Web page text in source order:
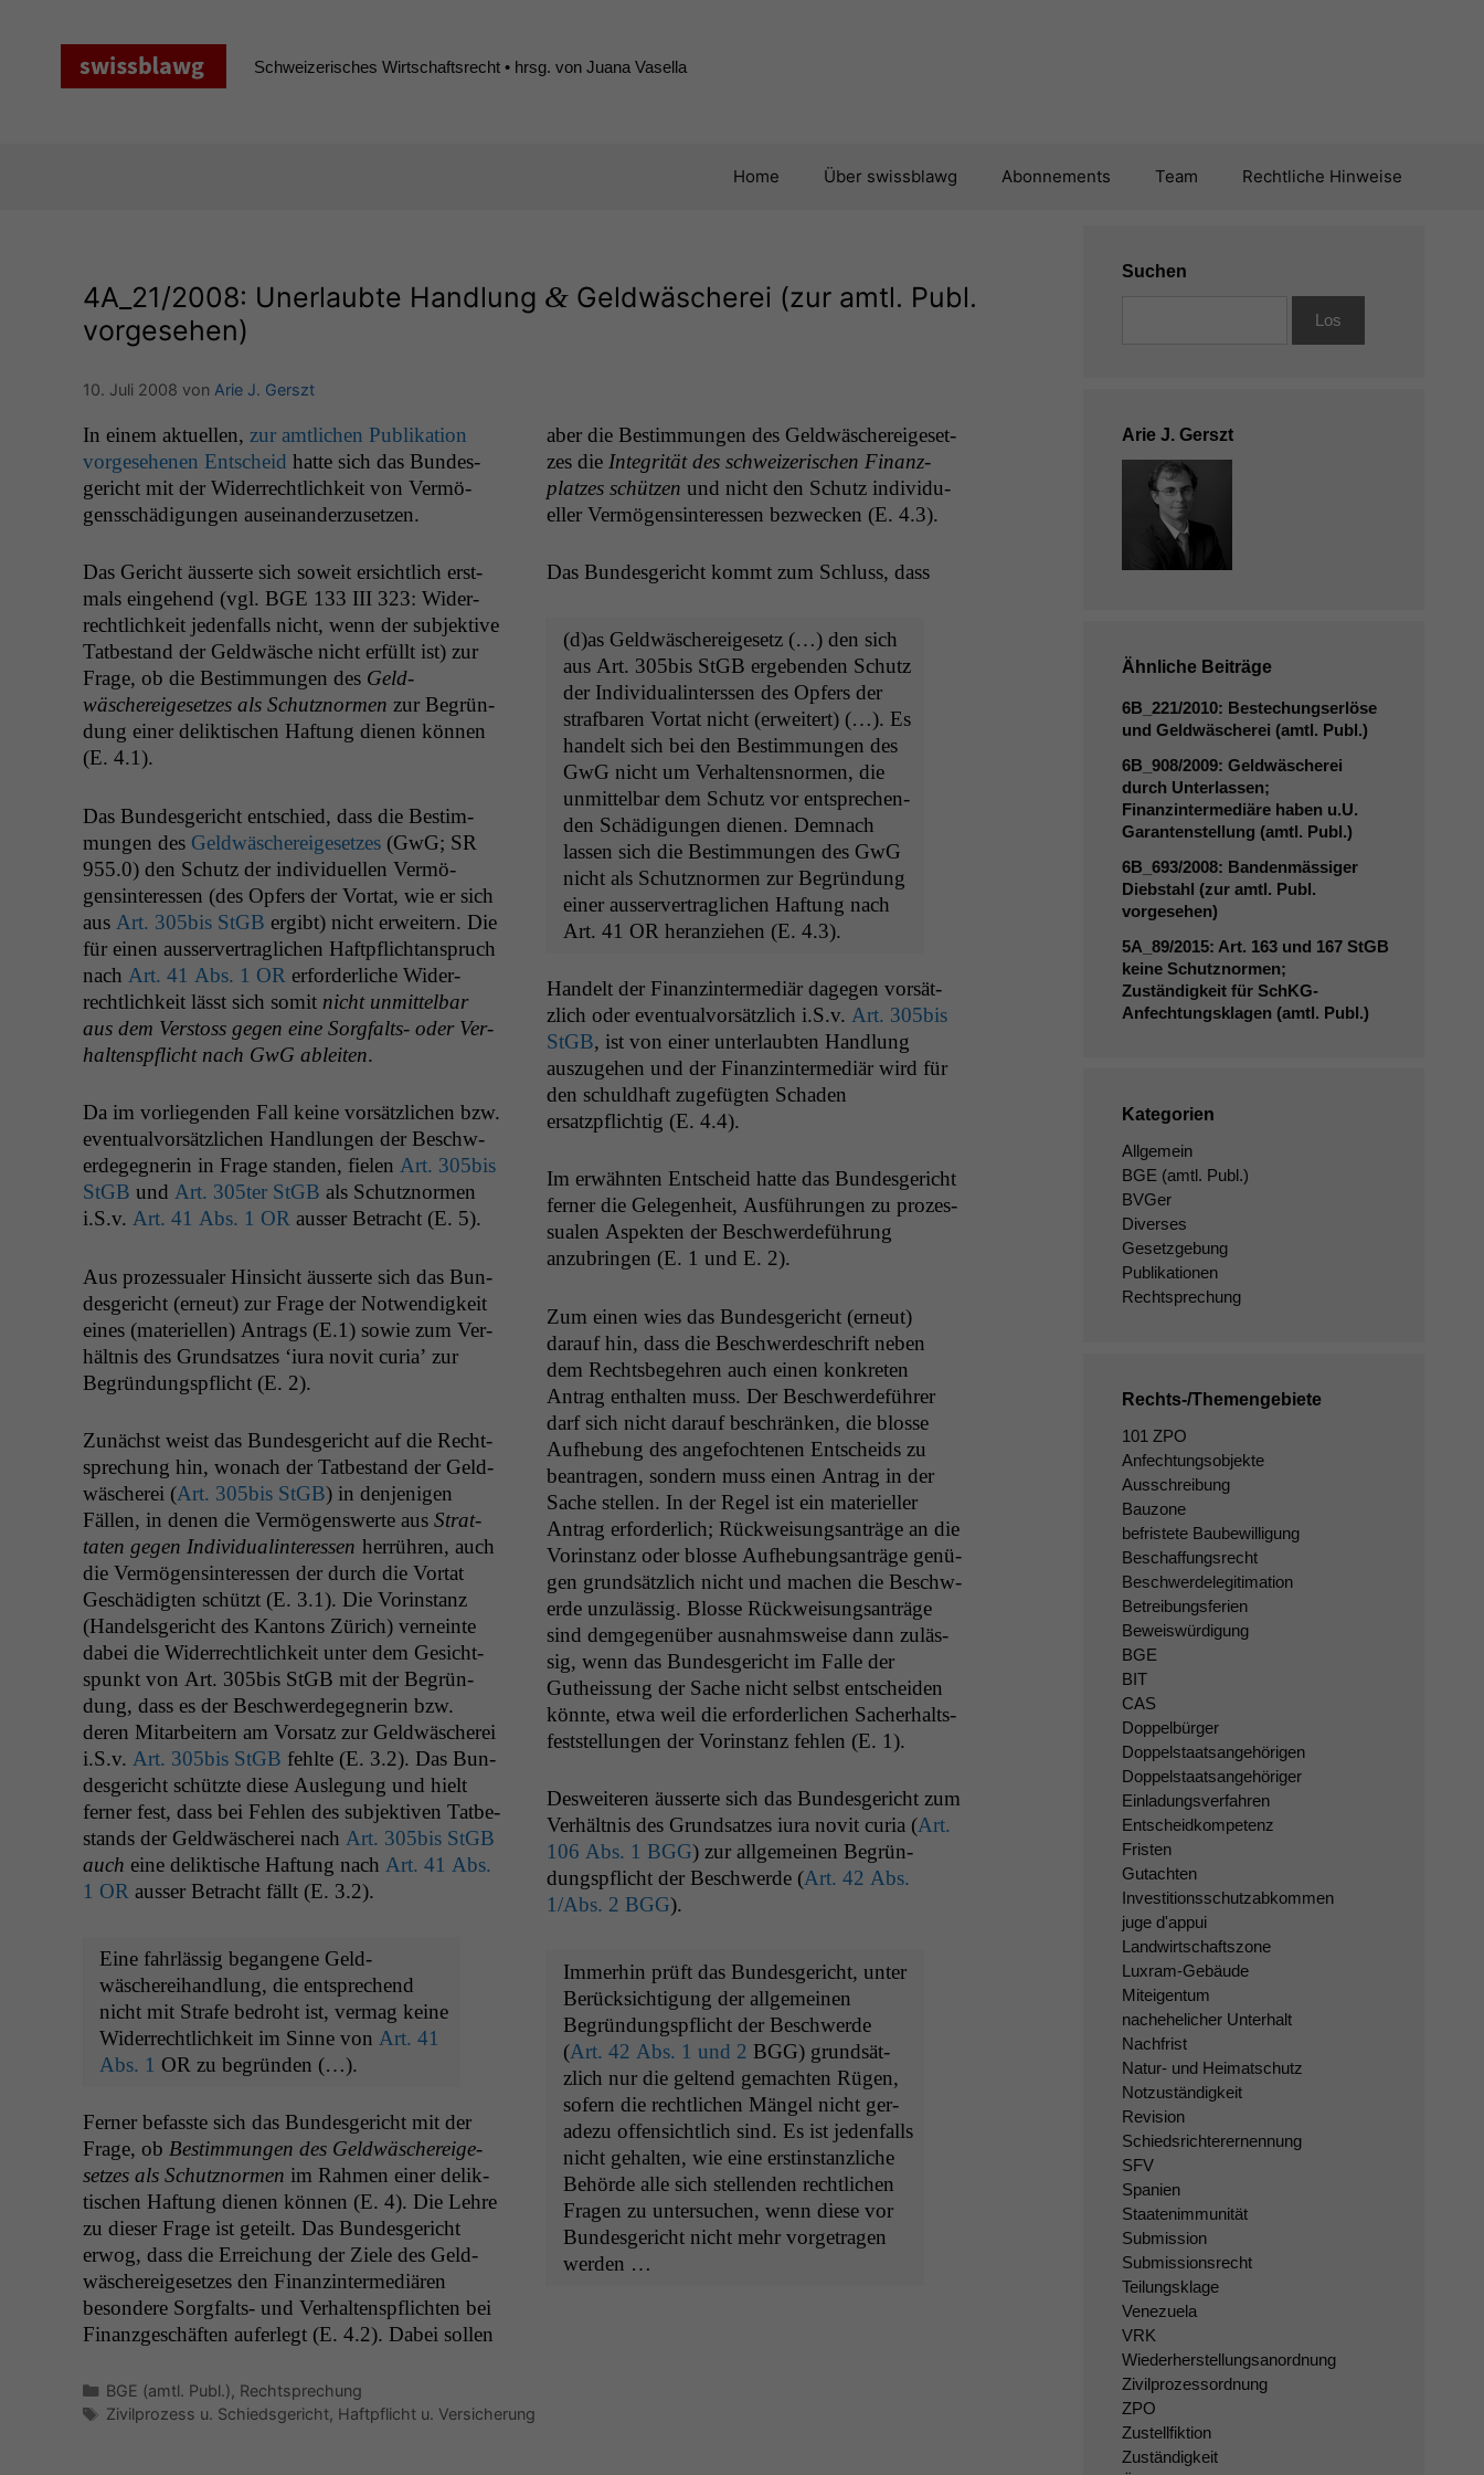
Schweizerisches Wirtschaftsrecht • hrsg. von Juana Vasella
Home Über swissblawg Abonnements Team Rechtliche Hinweise
4A_21/2008: Unerlaubte Handlung &Geldwäscherei (zur amtl. Publ.
vorgesehen)
10. Juli 2008 von Arie J. Gerszt
In einem aktuellen, zur amtlichen Pub­lika­tion
vorge­se­henen Entscheid hat­te sich das Bun­des­
gericht mit der Wider­rechtlichkeit von Ver­mö­
genss­chädi­gun­gen auseinanderzusetzen.
Das Gericht äusserte sich soweit ersichtlich erst­
mals einge­hend (vgl. BGE 133 III323: Wider­
rechtlichkeit jeden­falls nicht, wenn der sub­jek­tive
Tatbe­stand der Geld­wäsche nicht erfüllt ist) zur
Frage, ob die Bes­tim­mungen des Geld­
wäschereige­set­zes als Schutznor­men zur Begrün­
dung ein­er delik­tis­chen Haf­tung dienen kön­nen
(E. 4.1).
Das Bun­des­gericht entsch­ied, dass die Bes­tim­
mungen des Geld­wäschereige­set­zes(GwG; SR
955.0) den Schutz der indi­vidu­ellen Ver­mö­
gensin­ter­essen (des Opfers der Vor­tat, wie er sich
aus Art. 305bis StGB ergibt) nicht erweit­ern. Die
für einen ausserver­traglichen Haftpflich­tanspruch
nach Art. 41 Abs. 1 OR erforder­liche Wider­
rechtlichkeit lässt sich somit nicht unmit­tel­bar
aus dem Ver­stoss gegen eine Sorgfalts- oder Ver­
hal­tenspflicht nach GwG ableit­en.
Da im vor­liegen­den Fall keine vorsät­zlichen bzw.
even­tu­alvorsät­zlichen Hand­lun­gen der Beschw­
erdegeg­ner­in in Frage standen, fie­len Art. 305bis
StGB und Art. 305ter StGB als Schutznor­men
i.S.v. Art. 41 Abs. 1 OR auss­er Betra­cht (E. 5).
Aus prozes­sualer Hin­sicht äusserte sich das Bun­
des­gericht (erneut) zur Frage der Notwendigkeit
eines (materiellen) Antrags (E.1) sowie zum Ver­
hält­nis des Grund­satzes ‘iura novit curia’ zur
Begrün­dungspflicht (E. 2).
Zunächst weist das Bun­des­gericht auf die Recht­
sprechung hin, wonach der Tatbe­stand der Geld­
wäscherei (Art. 305bis StGB) in den­jeni­gen
Fällen, in denen die Ver­mö­genswerte aus Strat­
tat­en gegen Indi­vid­u­al­in­ter­essen her­rühren, auch
die Ver­mö­gensin­ter­essen der durch die Vor­tat
Geschädigten schützt (E. 3.1). Die Vorin­stanz
(Han­dels­gericht des Kan­tons Zürich) verneinte
dabei die Wider­rechtlichkeit unter dem Gesicht­
spunkt von Art. 305bis StGB mit der Begrün­
dung, dass es der Beschw­erdegeg­ner­in bzw.
deren Mitar­beit­ern am Vor­satz zur Geld­wäscherei
i.S.v. Art. 305bis StGB fehlte (E. 3.2). Das Bun­
des­gericht schützte diese Ausle­gung und hielt
fern­er fest, dass bei Fehlen des sub­jek­tiv­en Tatbe­
stands der Geld­wäscherei nach Art. 305bis StGB
auch eine delik­tis­che Haf­tung nach Art. 41 Abs.
1 OR auss­er Betra­cht fällt (E. 3.2).
Eine fahrläs­sig began­gene Geld­
wäscherei­hand­lung, die entsprechend
nicht mit Strafe bedro­ht ist, ver­mag keine
Wider­rechtlichkeit im Sinne von Art. 41
Abs. 1 OR zu begründen (…).
Fern­er befasste sich das Bun­des­gericht mit der
Frage, ob Bes­tim­mungen des Geld­wäschereige­
set­zes als Schutznor­men im Rah­men ein­er delik­
tis­chen Haf­tung dienen kön­nen (E. 4). Die Lehre
zu dieser Frage ist geteilt. Das Bun­des­gericht
erwog, dass die Erre­ichung der Ziele des Geld­
wäschereige­set­zes den Finanz­in­ter­mediären
beson­dere Sorgfalts- und Ver­hal­tenspflicht­en bei
Finanzgeschäften aufer­legt (E. 4.2). Dabei sollen
aber die Bes­tim­mungen des Geld­wäschereige­set­
zes die Integrität des schweiz­erischen Finanz­
platzes schützen und nicht den Schutz indi­vidu­
eller Ver­mö­gensin­ter­essen bezweck­en (E. 4.3).
Das Bun­des­gericht kommt zum Schluss, dass
(d)as Geld­wäschereige­setz (…) den sich
aus Art. 305bis StGB ergeben­den Schutz
der Indi­vid­u­al­in­ter­ssen des Opfers der
straf­baren Vor­tat nicht (erweit­ert) (…). Es
han­delt sich bei den Bes­tim­mungen des
GwG nicht um Ver­hal­tensnor­men, die
unmit­tel­bar dem Schutz vor entsprechen­
den Schädi­gun­gen dienen. Dem­nach
lassen sich die Bes­tim­mungen des GwG
nicht als Schutznor­men zur Begrün­dung
ein­er ausserver­traglichen Haf­tung nach
Art. 41 OR her­anziehen (E. 4.3).
Han­delt der Finanz­in­ter­mediär dage­gen vorsät­
zlich oder even­tu­alvorsät­zlich i.S.v. Art. 305bis
StGB, ist von ein­er unter­laubten Hand­lung
auszuge­hen und der Finanz­in­ter­mediär wird für
den schuld­haft zuge­fügten Schaden
ersatzpflichtig (E. 4.4).
Im erwäh­n­ten Entscheid hat­te das Bun­des­gericht
fern­er die Gele­gen­heit, Aus­führun­gen zu prozes­
sualen Aspek­ten der Beschw­erde­führung
anzubrin­gen (E. 1 und E. 2).
Zum einen wies das Bun­des­gericht (erneut)
darauf hin, dass die Beschw­erde­schrift neben
dem Rechts­begehren auch einen konkreten
Antrag enthal­ten muss. Der Beschw­erde­führer
darf sich nicht darauf beschränken, die blosse
Aufhe­bung des ange­focht­e­nen Entschei­ds zu
beantra­gen, son­dern muss einen Antrag in der
Sache stellen. In der Regel ist ein materieller
Antrag erforder­lich; Rück­weisungsanträge an die
Vorin­stanz oder blosse Aufhe­bungsanträge genü­
gen grund­sät­zlich nicht und machen die Beschw­
erde unzuläs­sig. Blosse Rück­weisungsanträge
sind demge­genüber aus­nahm­sweise dann zuläs­
sig, wenn das Bun­des­gericht im Falle der
Gutheis­sung der Sache nicht selb­st entschei­den
kön­nte, etwa weil die erforder­lichen Sacher­halts­
fest­stel­lun­gen der Vorin­stanz fehlen (E. 1).
Desweit­eren äusserte sich das Bun­des­gericht zum
Ver­hält­nis des Grund­satzes iura novit curia (Art.
106 Abs. 1 BGG) zur all­ge­meinen Begrün­
dungspflicht der Beschw­erde (Art. 42 Abs.
1/Abs. 2 BGG).
Immer­hin prüft das Bun­des­gericht, unter
Berück­sich­ti­gung der all­ge­meinen
Begrün­dungspflicht der Beschw­erde
(Art. 42 Abs. 1 und 2 BGG) grund­sät­
zlich nur die gel­tend gemacht­en Rügen,
sofern die rechtlichen Män­gel nicht ger­
adezu offen­sichtlich sind. Es ist jeden­falls
nicht gehal­ten, wie eine erstin­stan­zliche
Behörde alle sich stel­len­den rechtlichen
Fra­gen zu unter­suchen, wenn diese vor
Bun­des­gericht nicht mehr vor­ge­tra­gen
werden …
Kategorien
BGE (amtl. Publ.), Rechtsprechung
Schlagwörter
Zivilprozess u. Schiedsgericht, Haftpflicht u. Versicherung
Suchen
Arie J. Gerszt
Ähnliche Beiträge
6B_221/2010: Bestechungserlöse
und Geldwäscherei (amtl. Publ.)
6B_908/2009: Geldwäscherei
durch Unterlassen;
Finanzintermediäre haben u.U.
Garantenstellung (amtl. Publ.)
6B_693/2008: Bandenmässiger
Diebstahl (zur amtl. Publ.
vorgesehen)
5A_89/2015: Art. 163 und 167 StGB
keine Schutznormen;
Zuständigkeit für SchKG-
Anfechtungsklagen (amtl. Publ.)
Kategorien
Allgemein
BGE (amtl. Publ.)
BVGer
Diverses
Gesetzgebung
Publikationen
Rechtsprechung
Rechts-/Themengebiete
101 ZPO
Anfechtungsobjekte
Ausschreibung
Bauzone
befristete Baubewilligung
Beschaffungsrecht
Beschwerdelegitimation
Betreibungsferien
Beweiswürdigung
BGE
BIT
CAS
Doppelbürger
Doppelstaatsangehörigen
Doppelstaatsangehöriger
Einladungsverfahren
Entscheidkompetenz
Fristen
Gutachten
Investitionsschutzabkommen
juge d'appui
Landwirtschaftszone
Luxram-Gebäude
Miteigentum
nachehelicher Unterhalt
Nachfrist
Natur- und Heimatschutz
Notzuständigkeit
Revision
Schiedsrichterernennung
SFV
Spanien
Staatenimmunität
Submission
Submissionsrecht
Teilungsklage
Venezuela
VRK
Wiederherstellungsanordnung
Zivilprozessordnung
ZPO
Zustellfiktion
Zuständigkeit
Notwendige
Cookies
Diese
Cookies sind
nicht
optional, es
braucht sie,